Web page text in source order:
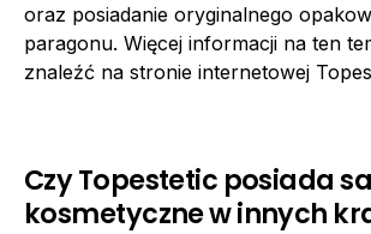
oraz posiadanie oryginalnego
paragonu. Więcej informacji na ten
znaleźć na stronie internetowej
Czy Topestetic posiada
kosmetyczne w innych